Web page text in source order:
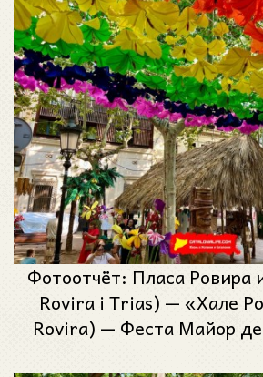
Фотоотчёт: Пласа Ровира
Rovira i Trias) — «Хале
Rovira) — Феста Майор